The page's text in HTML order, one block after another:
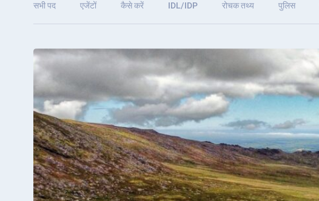
सभी पद एजेंटों कैसे करें IDL/IDP रोचक तथ्य पुलिस